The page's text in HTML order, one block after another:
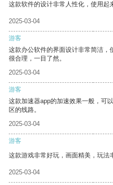
这款软件的设计非常人性化，使用起
2025-03-04
游客
这款办公软件的界面设计非常简洁，
很合理，一目了然。
2025-03-04
游客
这款加速器app的加速效果一般，可
区的线路。
2025-03-04
游客
这款游戏非常好玩，画面精美，玩法
2025-03-04